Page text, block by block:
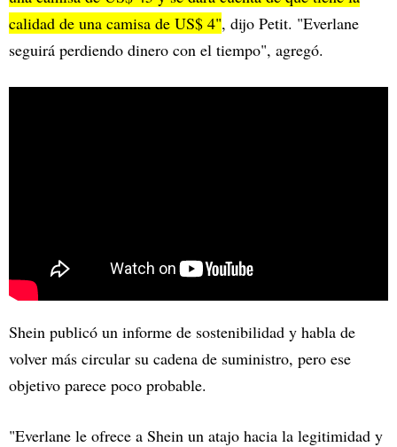
calidad de una camisa de US$ 4", dijo Petit. "Everlane
seguirá perdiendo dinero con el tiempo", agregó.
Shein publicó un informe de sostenibilidad y habla de
volver más circular su cadena de suministro, pero ese
objetivo parece poco probable.
"Everlane le ofrece a Shein un atajo hacia la legitimidad y